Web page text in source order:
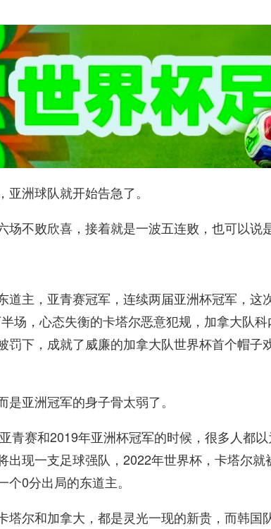
洲球队就开始告急了。
场不败欣喜，接着就是一波五连败，也可以说
道主，亚青赛冠军，连续两届亚洲杯冠军，这
场，心态失衡的卡塔尔恶意犯规，加拿大队
罚下，成就了威廉的加拿大队世界杯首个帽子
亚洲冠军的身子骨太弱了。
青赛和2019年亚洲杯冠军的时候，很多人都
出现一支足球强队，2022年世界杯，卡塔尔就
0分出局的东道主。
塔尔和加拿大，都是灵光一现的新贵，而韩国